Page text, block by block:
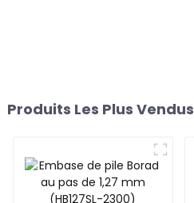
Produits Les Plus Vendus